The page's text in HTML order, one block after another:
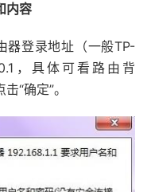
内容
器登录地址（一般TP-
，具体可看路由背
“确定”。